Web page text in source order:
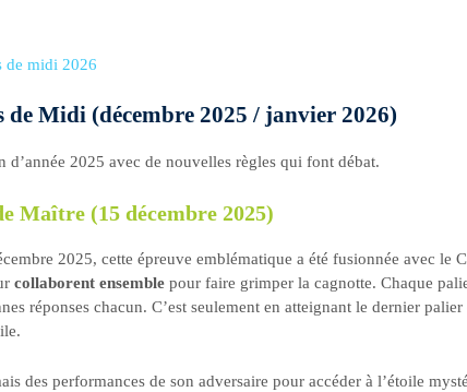
de midi 2026
de Midi (décembre 2025 / janvier 2026)
2025 avec de nouvelles règles qui font débat.
Maître (15 décembre 2025)
2025, cette épreuve emblématique a été fusionnée avec le
collaborent ensemble pour faire grimper la cagnotte. Chaque
réponses chacun. C’est seulement en atteignant le dernier palier
des performances de son adversaire pour accéder à l’étoile